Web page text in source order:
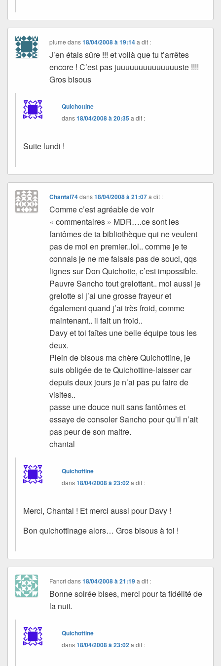
plume dans18/04/2008 à 19:14 a dit :
J’en étais sûre !!! et voilà que tu t’arrêtes
encore ! C’est pas juuuuuuuuuuuuuuste !!!!
Gros bisous
Quichottine
dans18/04/2008 à 20:35a dit :
Suite lundi !
Chantal74dans18/04/2008 à 21:07 a dit :
Comme c’est agréable de voir
« commentaires » MDR….ce sont les
fantômes de ta bibliothèque qui ne veulent
pas de moi en premier..lol.. comme je te
connais je ne me faisais pas de souci, qqs
lignes sur Don Quichotte, c’est impossible.
Pauvre Sancho tout grelottant.. moi aussi je
grelotte si j’ai une grosse frayeur et
également quand j’ai très froid, comme
maintenant.. il fait un froid..
Davy et toi faîtes une belle équipe tous les
deux.
Plein de bisous ma chère Quichottine, je
suis obligée de te Quichottine-laisser car
depuis deux jours je n’ai pas pu faire de
visites..
passe une douce nuit sans fantômes et
essaye de consoler Sancho pour qu’il n’ait
pas peur de son maitre.
chantal
Quichottine
dans18/04/2008 à 23:02a dit :
Merci, Chantal ! Et merci aussi pour Davy !
Bon quichottinage alors… Gros bisous à toi !
Fancri dans18/04/2008 à 21:19 a dit :
Bonne soirée bises, merci pour ta fidélité de
la nuit.
Quichottine
dans18/04/2008 à 23:02a dit :